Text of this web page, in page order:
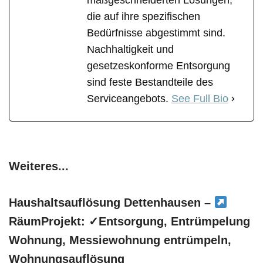
die auf ihre spezifischen
Bedürfnisse abgestimmt sind.
Nachhaltigkeit und
gesetzeskonforme Entsorgung
sind feste Bestandteile des
Serviceangebots. See Full Bio
Weiteres...
Haushaltsauflösung Dettenhausen –
RäumProjekt: ✓Entsorgung, Entrümpelung
Wohnung, Messiewohnung entrümpeln,
Wohnungsauflösung